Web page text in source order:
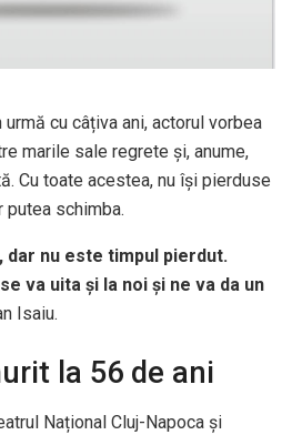
cu câțiva ani, actorul vorbea
marile sale regrete și, anume,
Cu toate acestea, nu își pierduse
putea schimba.
dar nu este timpul pierdut.
va uita și la noi și ne va da un
Isaiu.
la 56 de ani
Național Cluj-Napoca și